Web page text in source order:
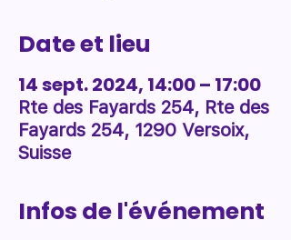
Date et lieu
14 sept. 2024, 14:00 – 17:00
Rte des Fayards 254, Rte des
Fayards 254, 1290 Versoix,
Suisse
Infos de l'événement